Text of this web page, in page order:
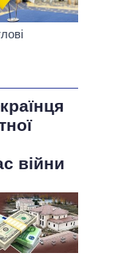
війни